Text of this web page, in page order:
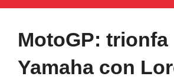
MotoGP: trionfa
Yamaha con